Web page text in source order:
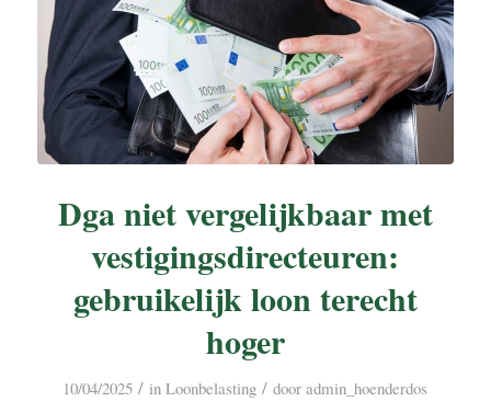
Dga niet vergelijkbaar met
vestigingsdirecteuren:
gebruikelijk loon terecht
hoger
10/04/2025 / inLoonbelasting / dooradmin_hoenderdos